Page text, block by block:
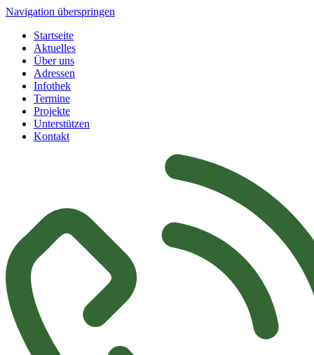
Navigation überspringen
Startseite
Aktuelles
Über uns
Adressen
Infothek
Termine
Projekte
Unterstützen
Kontakt